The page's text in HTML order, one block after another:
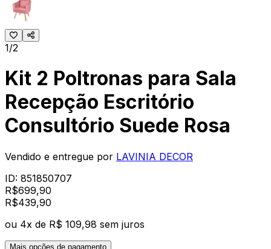
1/2
Kit 2 Poltronas para Sala
Recepção Escritório
Consultório Suede Rosa
Vendido e entregue por LAVINIA DECOR
ID: 851850707
R$699,90
R$439,90
ou 4x de R$ 109,98 sem juros
Mais opções de pagamento